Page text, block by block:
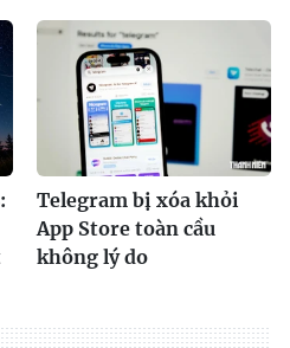
Telegram bị xóa khỏi
App Store toàn cầu
không lý do